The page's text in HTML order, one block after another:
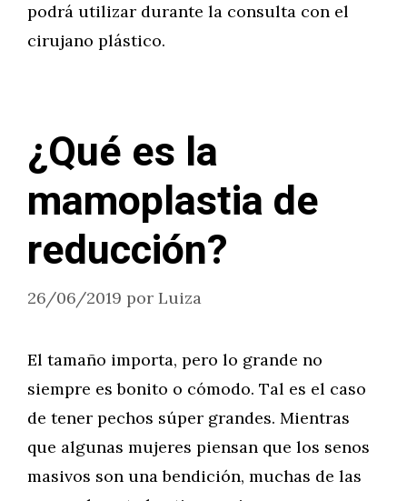
podrá utilizar durante la consulta con el
cirujano plástico.
¿Qué es la
mamoplastia de
reducción?
26/06/2019 por Luiza
El tamaño importa, pero lo grande no
siempre es bonito o cómodo. Tal es el caso
de tener pechos súper grandes. Mientras
que algunas mujeres piensan que los senos
masivos son una bendición, muchas de las